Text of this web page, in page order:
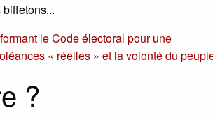
biffetons...
le Code électoral pour une
« réelles » et la volonté du
?